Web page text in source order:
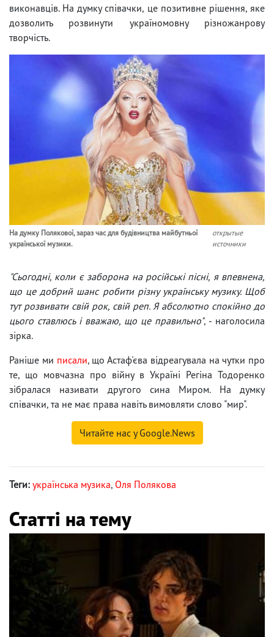
виконавців. На думку співачки, це позитивне рішення, яке
дозволить розвинути україномовну різножанрову
творчість.
На думку Полякової, зараз час для будівництва майбутньої
української музики.
открытые
источники
"Сьогодні, коли є заборона на російські пісні, я впевнена,
що це добрий шанс робити різну українську музику. Щоб
тут розвивати свій рок, свій реп. Я абсолютно спокійно до
цього ставлюсь і вважаю, що це правильно", - наголосила
зірка.
Раніше ми писали, що Астаф'єва відреагувала на чутки про
те, що мовчазна про війну в Україні Регіна Тодоренко
зібралася називати другого сина Миром. На думку
співачки, та не має права навіть вимовляти слово "мир".
Читайте нас у Google.News
Теги: українська музика, Оля Полякова
Статті на тему